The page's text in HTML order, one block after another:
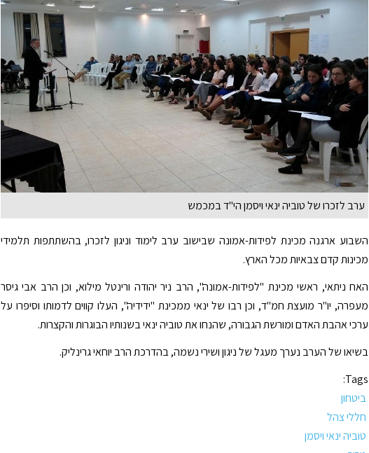
ערב לזכרו של טוביה ינאי ויסמן הי"ד במכמש
השבוע ארגנה מכינת לפידות-אמונה שבישוב ערב לימוד וניגון לזכרו, בהשתתפות תלמידי
מכינות קדם צבאיות מכל הארץ.
האח ניתאי, ראשי מכינת "לפידות-אמונה", הרב ניר יהודה ורינטל מילוא, וכן הרב אבי גיסר
מעפרה, יו"ר מועצת חמ"ד, וכן רבו של ינאי ממכינת "ידידיה", העלו קווים לדמותו וסיפרו על
ערכי אהבת האדם ומורשת הגבורה, שהנחו את טוביה ינאי בשנותיו הבוגרות והקצרות.
בשיאו של הערב נערך מעגל של ניגון ושירי נשמה, בהדרכת הרב יוחאי גרינליק.
Tags:
ביטחון
חללי צהל
טוביה ינאי ויסמן